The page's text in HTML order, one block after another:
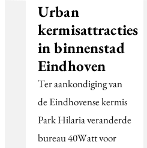
Urban
kermisattracties
in binnenstad
Eindhoven
Ter aankondiging van
de Eindhovense kermis
Park Hilaria veranderde
bureau 40Watt voor